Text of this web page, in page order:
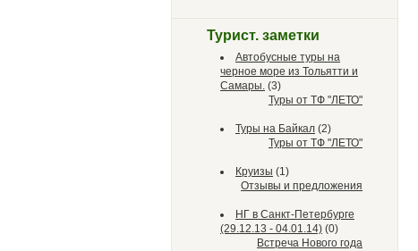
Турист. заметки
Автобусные туры на
черное море из Тольятти и
Самары. (3)
Туры от ТФ "ЛЕТО"
Туры на Байкал (2)
Туры от ТФ "ЛЕТО"
Круизы (1)
Отзывы и предложения
НГ в Санкт-Петербурге
(29.12.13 - 04.01.14) (0)
Встреча Нового года